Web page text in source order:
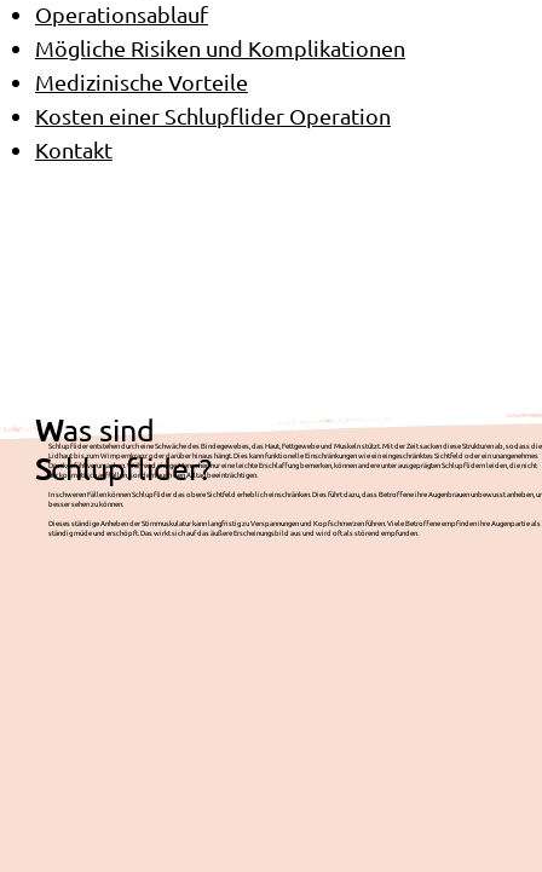
Operationsablauf
Mögliche Risiken und Komplikationen
Medizinische Vorteile
Kosten einer Schlupflider Operation
Kontakt
Was sind
Schlupflider?
Schlupflider entstehen durch eine Schwäche des Bindegewebes, das Haut, Fettgewebe und Muskeln stützt. Mit der Zeit sacken diese Strukturen ab, sodass die
Lidhaut bis zum Wimpernkranz oder darüber hinaus hängt. Dies kann funktionelle Einschränkungen wie ein eingeschränktes Sichtfeld oder ein unangenehmes
Druckgefühl verursachen. Während einige Menschen nur eine leichte Erschlaffung bemerken, können andere unter ausgeprägten Schlupflidern leiden, die nicht
nur kosmetisch auffallen, sondern auch den Alltag beeinträchtigen.
In schweren Fällen können Schlupflider das obere Sichtfeld erheblich einschränken. Dies führt dazu, dass Betroffene ihre Augenbrauen unbewusst anheben,
besser sehen zu können.
Dieses ständige Anheben der Stirnmuskulatur kann langfristig zu Verspannungen und Kopfschmerzen führen. Viele Betroffene empfinden ihre Augenpartie als
ständig müde und erschöpft. Das wirkt sich auf das äußere Erscheinungsbild aus und wird oft als störend empfunden.